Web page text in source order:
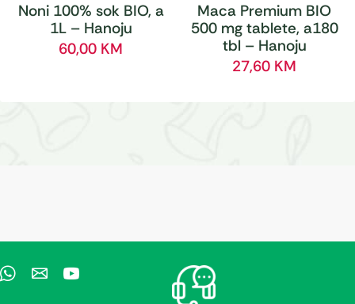
Noni 100% sok BIO, a
1L – Hanoju
60,00 KM
Maca Premium BIO
500 mg tablete, a180
tbl – Hanoju
27,60 KM